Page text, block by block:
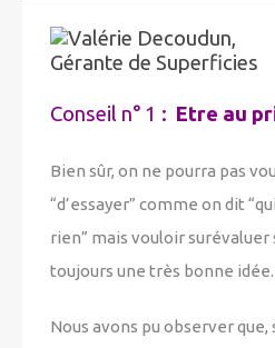
Conseil n° 1 : Etre au
Bien sûr, on ne pourra pas
“d’essayer” comme on dit
rien” mais vouloir surévaluer
toujours une très bonne idée.
Nous avons pu observer que,